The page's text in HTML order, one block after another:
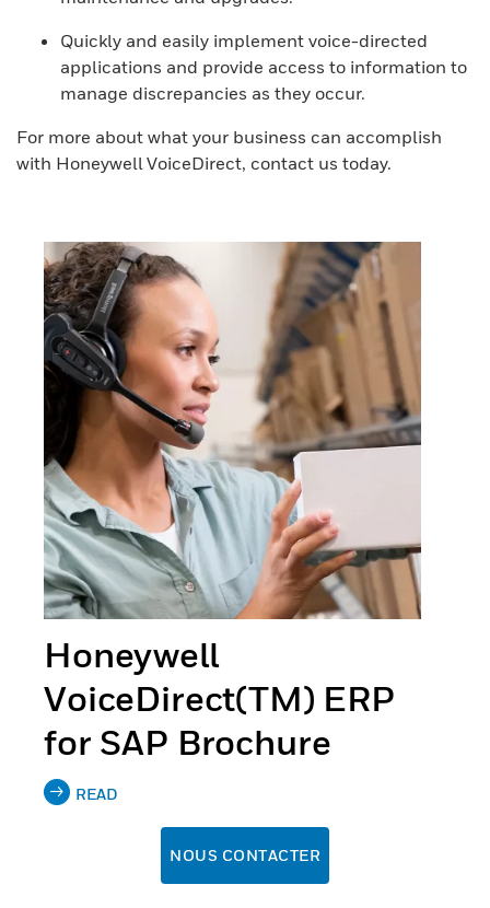
Quickly and easily implement voice-directed
applications and provide access to information to
manage discrepancies as they occur.
For more about what your business can accomplish
with Honeywell VoiceDirect, contact us today.
Honeywell
VoiceDirect(TM) ERP
for SAP Brochure
READ
NOUS CONTACTER